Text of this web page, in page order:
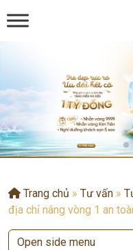
Trang chủ » Tư vấn »
địa chỉ nâng vòng 1 an
Open side menu